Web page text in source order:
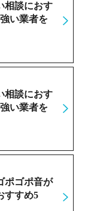
相談におす
い業者を
相談におす
い業者を
ポゴポ音が
すすめ5